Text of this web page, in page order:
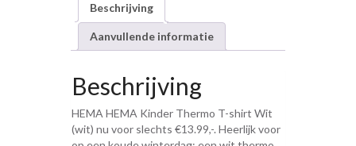
Beschrijving
Aanvullende informatie
Beschrijving
HEMA HEMA Kinder Thermo T-shirt Wit
(wit) nu voor slechts €13.99,-. Heerlijk voor